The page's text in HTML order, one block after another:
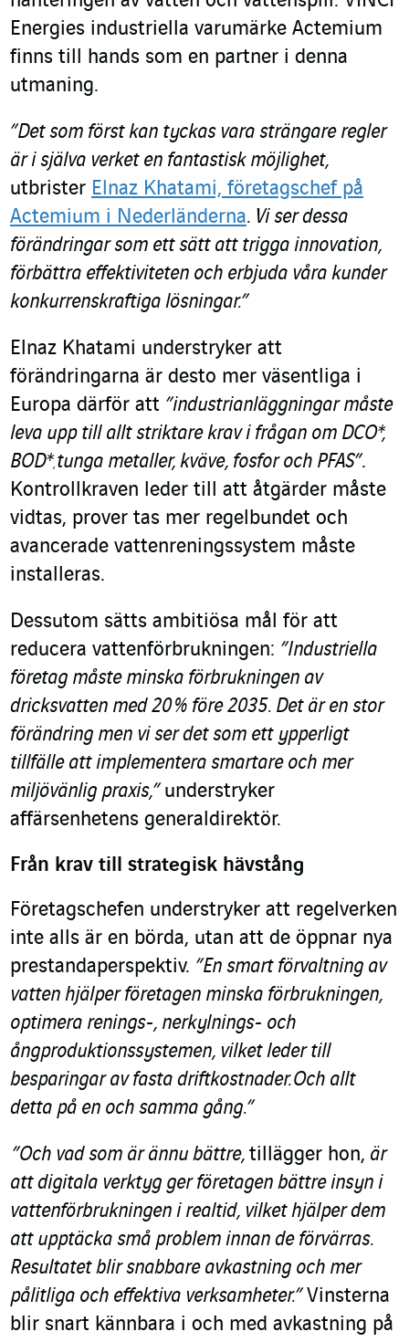
Energies industriella varumärke Actemium
finns till hands som en partner i denna
utmaning.
”Det som först kan tyckas vara strängare regler
är i själva verket en fantastisk möjlighet,
utbrister Elnaz Khatami, företagschef på
Actemium i Nederländerna. Vi ser dessa
förändringar som ett sätt att trigga innovation,
förbättra effektiviteten och erbjuda våra kunder
konkurrenskraftiga lösningar.”
Elnaz Khatami understryker att
förändringarna är desto mer väsentliga i
Europa därför att ”industrianläggningar måste
leva upp till allt striktare krav i frågan om DCO*,
BOD*, tunga metaller, kväve, fosfor och PFAS”.
Kontrollkraven leder till att åtgärder måste
vidtas, prover tas mer regelbundet och
avancerade vattenreningssystem måste
installeras.
Dessutom sätts ambitiösa mål för att
reducera vattenförbrukningen: ”Industriella
företag måste minska förbrukningen av
dricksvatten med 20 % före 2035. Det är en stor
förändring men vi ser det som ett ypperligt
tillfälle att implementera smartare och mer
miljövänlig praxis,” understryker
affärsenhetens generaldirektör.
Från krav till strategisk hävstång
Företagschefen understryker att regelverken
inte alls är en börda, utan att de öppnar nya
prestandaperspektiv. ”En smart förvaltning av
vatten hjälper företagen minska förbrukningen,
optimera renings-, nerkylnings- och
ångproduktionssystemen, vilket leder till
besparingar av fasta driftkostnader. Och allt
detta på en och samma gång.”
”Och vad som är ännu bättre, tillägger hon, är
att digitala verktyg ger företagen bättre insyn i
vattenförbrukningen i realtid, vilket hjälper dem
att upptäcka små problem innan de förvärras.
Resultatet blir snabbare avkastning och mer
pålitliga och effektiva verksamheter.”Vinsterna
blir snart kännbara i och med avkastning på